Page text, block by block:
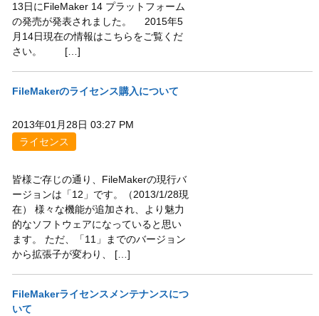
13日にFileMaker 14 プラットフォーム
の発売が発表されました。 2015年5
月14日現在の情報はこちらをご覧くだ
さい。 […]
FileMakerのライセンス購入について
2013年01月28日 03:27 PM
ライセンス
皆様ご存じの通り、FileMakerの現行バ
ージョンは「12」です。（2013/1/28現
在） 様々な機能が追加され、より魅力
的なソフトウェアになっていると思い
ます。 ただ、「11」までのバージョン
から拡張子が変わり、 […]
FileMakerライセンスメンテナンスにつ
いて